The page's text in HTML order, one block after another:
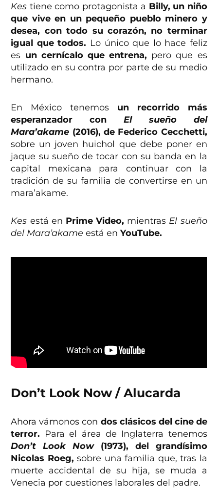
Kes tiene como protagonista a Billy, un niño
que vive en un pequeño pueblo minero y
desea, con todo su corazón, no terminar
igual que todos. Lo único que lo hace feliz
es un cernícalo que entrena, pero que es
utilizado en su contra por parte de su medio
hermano.
En México tenemos un recorrido más
esperanzador con El sueño del
Mara’akame (2016), de Federico Cecchetti,
sobre un joven huichol que debe poner en
jaque su sueño de tocar con su banda en la
capital mexicana para continuar con la
tradición de su familia de convertirse en un
mara’akame.
Kes está en Prime Video, mientras El sueño
del Mara’akame está enYouTube.
Don’t Look Now / Alucarda
Ahora vámonos con dos clásicos del cine de
terror. Para el área de Inglaterra tenemos
Don’t Look Now(1973), del grandísimo
Nicolas Roeg,sobre una familia que, tras la
muerte accidental de su hija, se muda a
Venecia por cuestiones laborales del padre.